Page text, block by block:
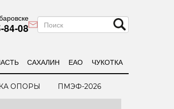
84-08
САХАЛИН ЕАО ЧУКОТКА
ОПОРЫ ПМЭФ-2026